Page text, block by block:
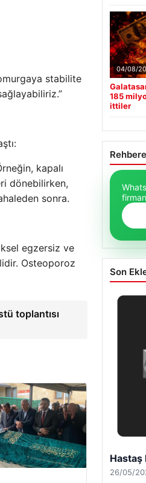
stabilite
kapalı
dönebilirken,
sonra.
egzersiz ve
Osteoporoz
toplantısı
04/08/
185
ittiler
Son
Enes
28/04/